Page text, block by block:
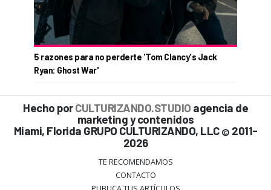
5 razones para no perderte 'Tom Clancy's Jack
Ryan: Ghost War'
Hecho porCULTURIZANDO.STUDIO agencia de
marketing y contenidos
Miami, Florida GRUPO CULTURIZANDO, LLC © 2011-
2026
TE RECOMENDAMOS
CONTACTO